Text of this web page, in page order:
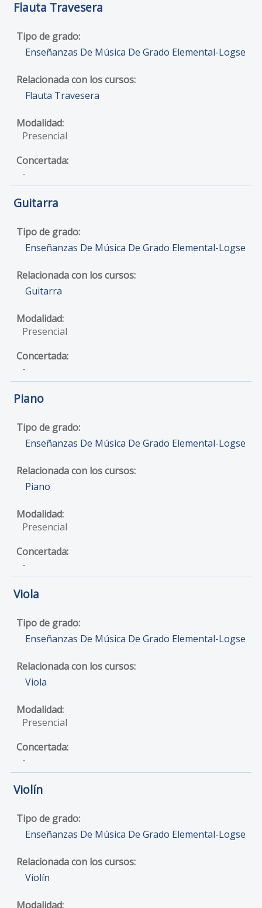
Flauta Travesera
Enseñanzas De Música De Grado Elemental-Logse
Flauta Travesera
Presencial
-
Guitarra
Enseñanzas De Música De Grado Elemental-Logse
Guitarra
Presencial
-
Piano
Enseñanzas De Música De Grado Elemental-Logse
Piano
Presencial
-
Viola
Enseñanzas De Música De Grado Elemental-Logse
Viola
Presencial
-
Violín
Enseñanzas De Música De Grado Elemental-Logse
Violín